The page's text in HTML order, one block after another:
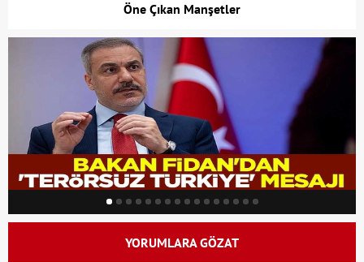
Öne Çıkan Manşetler
YORUMLARA GÖZAT